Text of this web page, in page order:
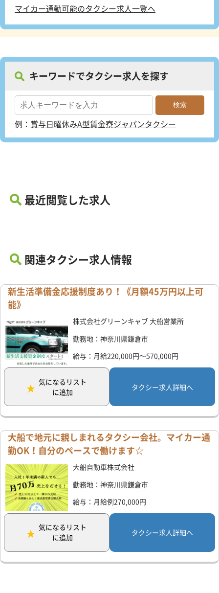
マイカー通勤可能のタクシー求人一覧へ
キーワードでタクシー求人を探す
例： 賞与日曜休みA型賃金寮ジャパンタクシー
最近閲覧した求人
関連タクシー求人情報
新生活準備金応援制度あり！《月額45万円以上可
能》
株式会社グリーンキャブ 大船営業所
勤務地：神奈川県鎌倉市
給与：月給220,000円～570,000円
気になるリスト
に追加
タクシー求人詳細へ
大船で地元に親しまれるタクシー会社。マイカー通
勤OK！自分のペースで働けます☆
大船自動車株式会社
勤務地：神奈川県鎌倉市
給与：月給例270,000円
気になるリスト
に追加
タクシー求人詳細へ